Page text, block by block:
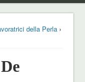
della Perla›